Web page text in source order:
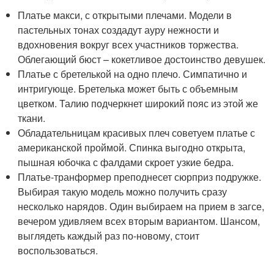
Платье макси, с открытыми плечами. Модели в
пастельных тонах создадут ауру нежности и
вдохновения вокруг всех участников торжества.
Облегающий бюст – кокетливое достоинство девушек.
Платье с бретелькой на одно плечо. Симпатично и
интригующе. Бретелька может быть с объемным
цветком. Талию подчеркнет широкий пояс из этой же
ткани.
Обладательницам красивых плеч советуем платье с
американской проймой. Спинка выгодно открыта,
пышная юбочка с фалдами скроет узкие бедра.
Платье-транформер преподнесет сюрприз подружке.
Выбирая такую модель можно получить сразу
несколько нарядов. Один выбираем на прием в загсе,
вечером удивляем всех вторым вариантом. Шансом,
выглядеть каждый раз по-новому, стоит
воспользоваться.